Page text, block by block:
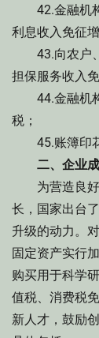
42.金融机构
利息收入免征
43.向农户、
担保服务收入
44.金融机构
税；
45.账簿印花
二、企业
为营造良好
长，国家出台
升级的动力。
固定资产实行
购买用于科学
值税、消费税
新人才，鼓励